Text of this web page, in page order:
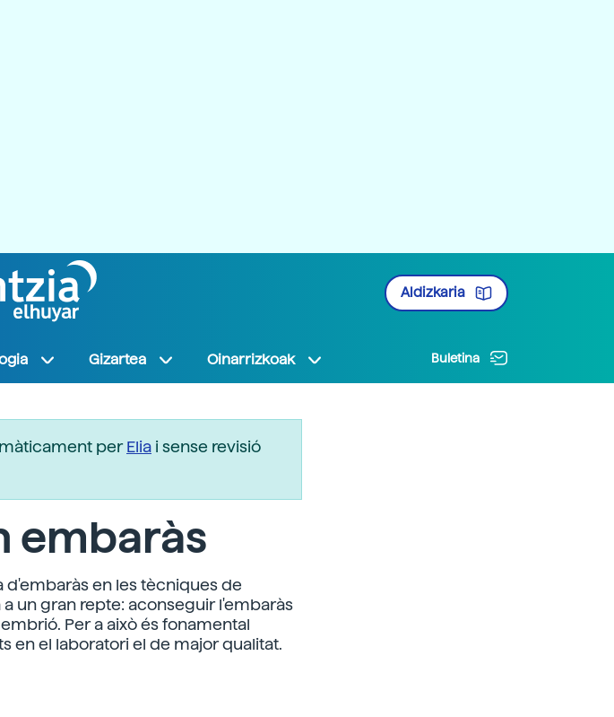
Aldizkaria
Gizartea Oinarrizkoak Buletina
perElia i sense revisió
embaràs
d'embaràs en les tècniques de
un gran repte: aconseguir l'embaràs
Per a això és fonamental
en el laboratori el de major qualitat.